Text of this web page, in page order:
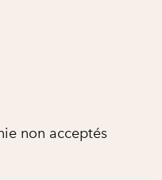
non acceptés